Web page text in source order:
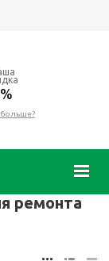
больше?
ремонта